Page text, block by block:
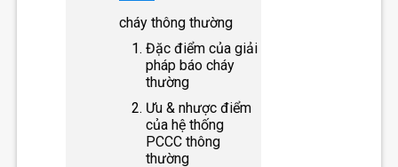
cháy thông thường
Đặc điểm của giải
pháp báo cháy
thường
Ưu & nhược điểm
của hệ thống
PCCC thông
thường